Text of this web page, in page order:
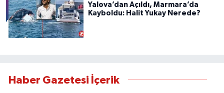
Yalova’dan Açıldı, Marmara’da
Kayboldu: Halit Yukay Nerede?
Haber Gazetesi İçerik